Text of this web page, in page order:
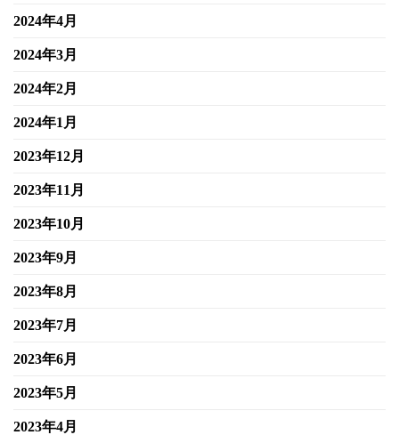
2024年4月
2024年3月
2024年2月
2024年1月
2023年12月
2023年11月
2023年10月
2023年9月
2023年8月
2023年7月
2023年6月
2023年5月
2023年4月